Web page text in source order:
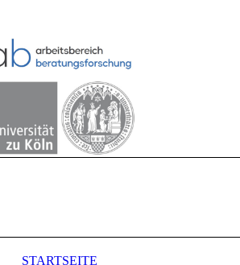
STARTSEITE